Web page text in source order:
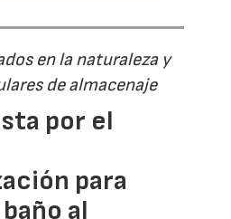
en la naturaleza y
de almacenaje
por el
para
al